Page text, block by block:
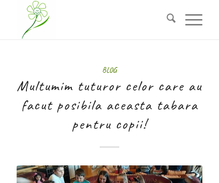
BLOG
Multumim tuturor celor care au
facut posibila aceasta tabara
pentru copii!